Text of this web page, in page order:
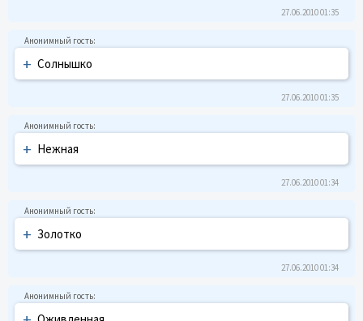
27.06.2010 01:35
+ Солнышко
27.06.2010 01:35
+ Hежная
27.06.2010 01:34
+ Золотко
27.06.2010 01:34